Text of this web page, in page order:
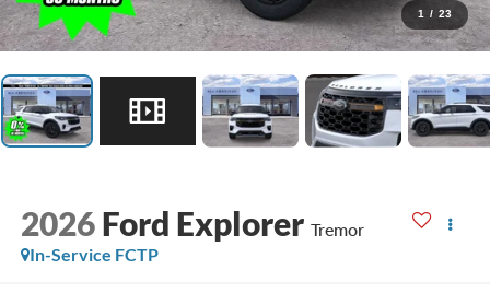
1 / 23
2026 Ford Explorer Tremor
In-Service FCTP